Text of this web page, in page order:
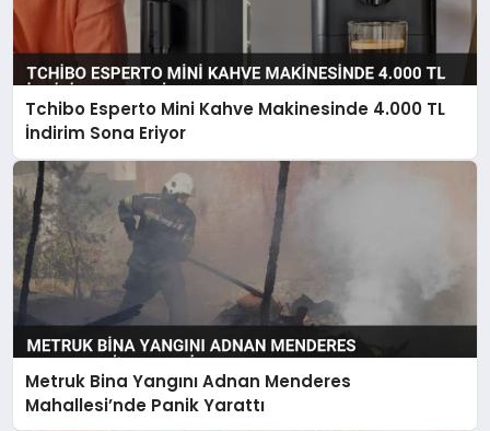
Tchibo Esperto Mini Kahve Makinesinde 4.000 TL
İndirim Sona Eriyor
Metruk Bina Yangını Adnan Menderes
Mahallesi’nde Panik Yarattı